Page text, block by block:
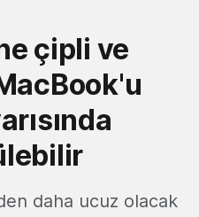
çipli ve
daha ucuz olacak